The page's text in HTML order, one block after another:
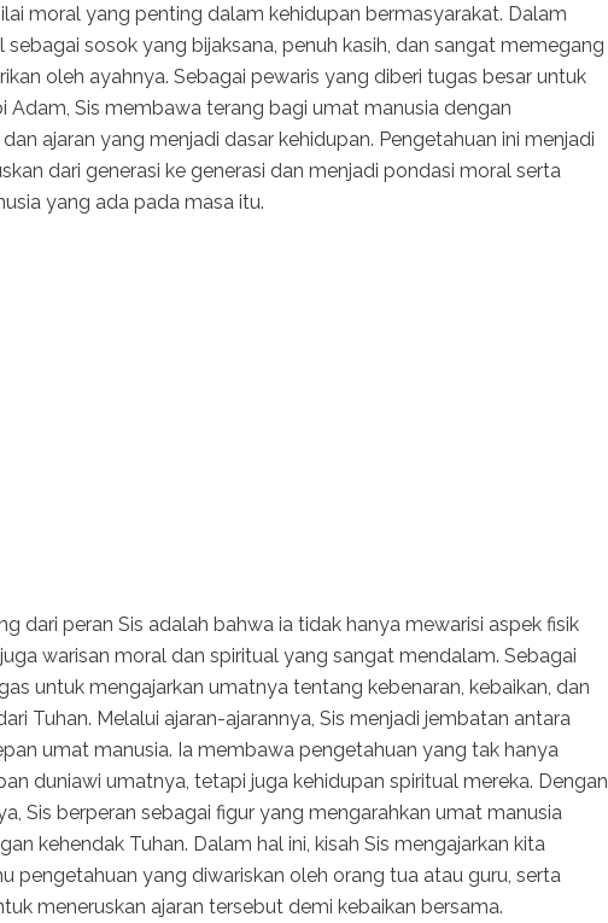
moral yang penting dalam kehidupan bermasyarakat. Dalam
sebagai sosok yang bijaksana, penuh kasih, dan sangat memegang
oleh ayahnya. Sebagai pewaris yang diberi tugas besar untuk
Adam, Sis membawa terang bagi umat manusia dengan
ajaran yang menjadi dasar kehidupan. Pengetahuan ini menjadi
dari generasi ke generasi dan menjadi pondasi moral serta
yang ada pada masa itu.
dari peran Sis adalah bahwa ia tidak hanya mewarisi aspek fisik
warisan moral dan spiritual yang sangat mendalam. Sebagai
untuk mengajarkan umatnya tentang kebenaran, kebaikan, dan
Tuhan. Melalui ajaran-ajarannya, Sis menjadi jembatan antara
umat manusia. Ia membawa pengetahuan yang tak hanya
duniawi umatnya, tetapi juga kehidupan spiritual mereka. Dengan
Sis berperan sebagai figur yang mengarahkan umat manusia
kehendak Tuhan. Dalam hal ini, kisah Sis mengajarkan kita
pengetahuan yang diwariskan oleh orang tua atau guru, serta
meneruskan ajaran tersebut demi kebaikan bersama.